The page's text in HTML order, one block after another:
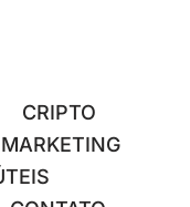
CRIPTO
MARKETING